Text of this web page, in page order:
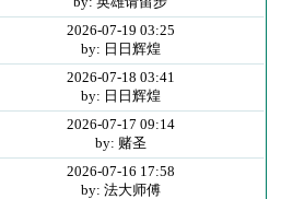
2026-07-19 03:25
by: 日日辉煌
2026-07-18 03:41
by: 日日辉煌
2026-07-17 09:14
by: 赌圣
2026-07-16 17:58
by: 法大师傅